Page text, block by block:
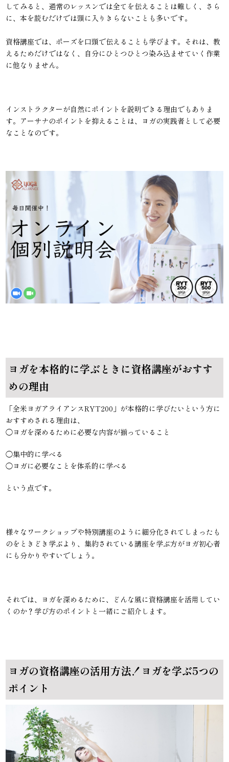
してみると、通常のレッスンでは全てを伝えることは難しく、さら
に、本を読むだけでは頭に入りきらないことも多いです。
資格講座では、ポーズを口頭で伝えることも学びます。それは、教
えるためだけではなく、自分にひとつひとつ染み込ませていく作業
に他なりません。
インストラクターが自然にポイントを説明できる理由でもありま
す。アーサナのポイントを抑えることは、ヨガの実践者として必要
なことなのです。
ヨガを本格的に学ぶときに資格講座がおすす
めの理由
「全米ヨガアライアンスRYT200」が本格的に学びたいという方に
おすすめされる理由は、
◯ヨガを深めるために必要な内容が揃っていること
◯集中的に学べる
◯ヨガに必要なことを体系的に学べる
という点です。
様々なワークショップや特別講座のように細分化されてしまったも
のをときどき学ぶより、集約されている講座を学ぶ方がヨガ初心者
にも分かりやすいでしょう。
それでは、ヨガを深めるために、どんな風に資格講座を活用してい
くのか？学び方のポイントと一緒にご紹介します。
ヨガの資格講座の活用方法！ヨガを学ぶ5つの
ポイント